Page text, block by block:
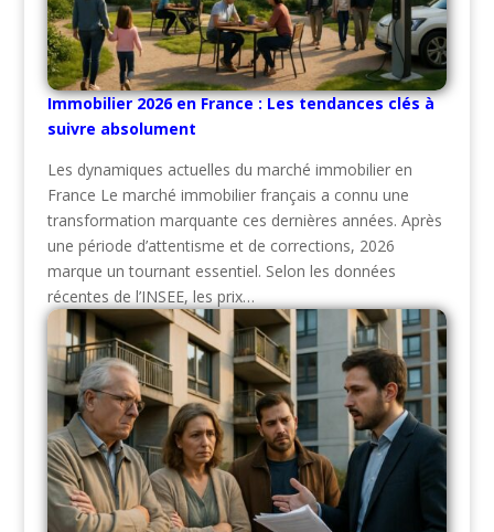
Immobilier 2026 en France : Les tendances clés à
suivre absolument
Les dynamiques actuelles du marché immobilier en
France Le marché immobilier français a connu une
transformation marquante ces dernières années. Après
une période d’attentisme et de corrections, 2026
marque un tournant essentiel. Selon les données
récentes de l’INSEE, les prix…